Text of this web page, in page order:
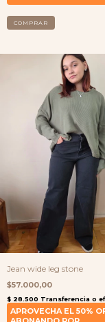
COMPRAR
Jean wide leg stone
$57.000,00